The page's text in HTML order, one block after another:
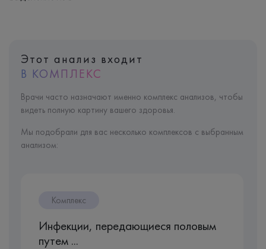
Этот анализ входит
В КОМПЛЕКС
Врачи часто назначают именно комплекс анализов, чтобы
видеть полную картину вашего здоровья.
Мы подобрали для вас несколько комплексов с выбранным
анализом:
Комплекс
Инфекции, передающиеся половым
путем ...